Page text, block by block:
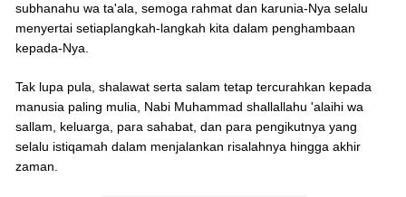
subhanahu wa ta'ala, semoga rahmat dan karunia-Nya selalu
menyertai setiaplangkah-langkah kita dalam penghambaan
kepada-Nya.
Tak lupa pula, shalawat serta salam tetap tercurahkan kepada
manusia paling mulia, Nabi Muhammad shallallahu 'alaihi wa
sallam, keluarga, para sahabat, dan para pengikutnya yang
selalu istiqamah dalam menjalankan risalahnya hingga akhir
zaman.